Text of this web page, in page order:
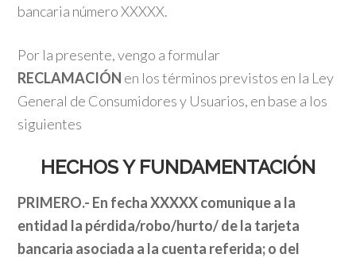
bancaria número XXXXX.
Por la presente, vengo a formular
RECLAMACIÓN en los términos previstos en la Ley
General de Consumidores y Usuarios, en base a los
siguientes
HECHOS Y FUNDAMENTACIÓN
PRIMERO.- En fecha XXXXX comunique a la
entidad la pérdida/robo/hurto/ de la tarjeta
bancaria asociada a la cuenta referida; o del